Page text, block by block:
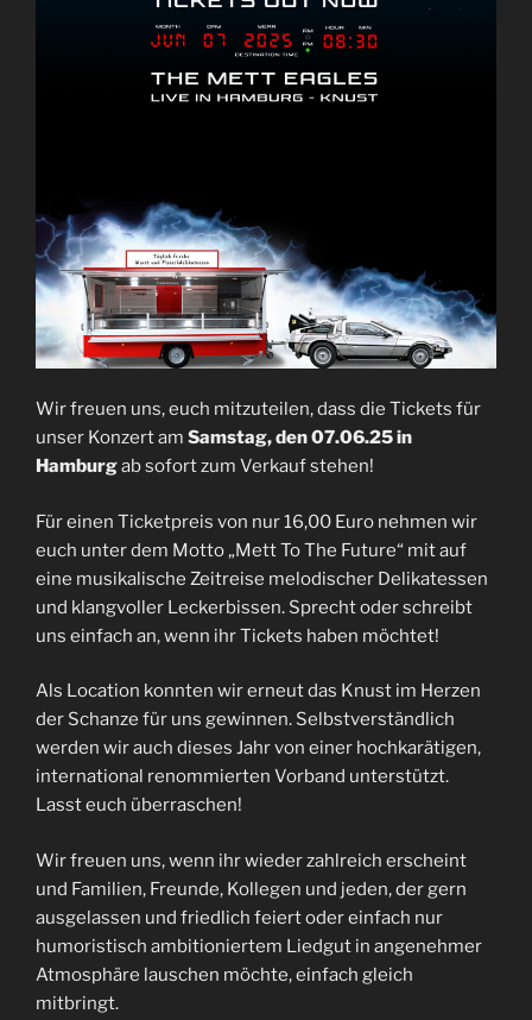
Wir freuen uns, euch mitzuteilen, dass die Tickets für
unser Konzert am Samstag, den 07.06.25 in
Hamburgab sofort zum Verkauf stehen!
Für einen Ticketpreis von nur 16,00 Euro nehmen wir
euch unter dem Motto „Mett To The Future“ mit auf
eine musikalische Zeitreise melodischer Delikatessen
und klangvoller Leckerbissen. Sprecht oder schreibt
uns einfach an, wenn ihr Tickets haben möchtet!
Als Location konnten wir erneut das Knust im Herzen
der Schanze für uns gewinnen. Selbstverständlich
werden wir auch dieses Jahr von einer hochkarätigen,
international renommierten Vorband unterstützt.
Lasst euch überraschen!
Wir freuen uns, wenn ihr wieder zahlreich erscheint
und Familien, Freunde, Kollegen und jeden, der gern
ausgelassen und friedlich feiert oder einfach nur
humoristisch ambitioniertem Liedgut in angenehmer
Atmosphäre lauschen möchte, einfach gleich
mitbringt.